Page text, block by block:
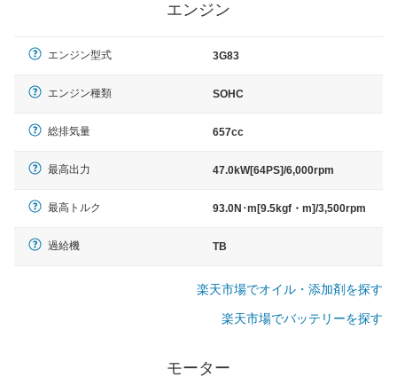
エンジン
エンジン型式 3G83
エンジン種類 SOHC
総排気量 657cc
最高出力 47.0kW[64PS]/6,000rpm
最高トルク 93.0N･m[9.5kgf・m]/3,500rpm
過給機 TB
楽天市場でオイル・添加剤を探す
楽天市場でバッテリーを探す
モーター